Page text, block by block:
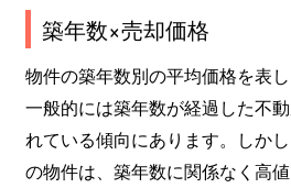
築年数×売却価格
物件の築年数別の平均価格を表し
一般的には築年数が経過した不
れている傾向にあります。しか
の物件は、築年数に関係なく高